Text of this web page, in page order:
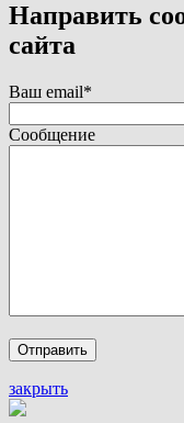
Направить
сайта
Ваш email*
Сообщение
закрыть